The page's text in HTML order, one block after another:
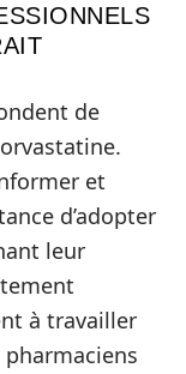
de
et
d’adopter
leur
à travailler